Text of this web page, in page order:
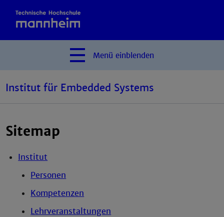
Menü einblenden
Institut für Embedded Systems
Sitemap
Institut
Personen
Kompetenzen
Lehrveranstaltungen